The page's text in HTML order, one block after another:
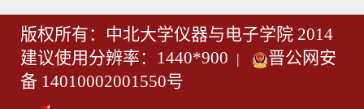
版权所有：中北大学仪器与电子学院 2014
建议使用分辨率：1440*900 |
晋公网安
备 14010002001550号